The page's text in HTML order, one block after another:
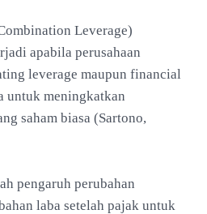
Leverage)
apabila perusahaan
leverage maupun financial
untuk meningkatkan
saham biasa (Sartono,
pengaruh perubahan
laba setelah pajak untuk